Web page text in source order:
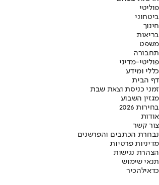
פוליטי
ביטחוני
חינוך
בריאות
משפט
תחבורה
פוליטי-מדיני
כללי ומידע
דף הבית
זמני כניסת וצאת שבת
מגזין השבוע
בחירות 2026
אודות
צור קשר
נבחרת הכתבים והפרשנים
מדיניות פרטיות
הצהרת נגישות
תנאי שימוש
כדאילהכיר